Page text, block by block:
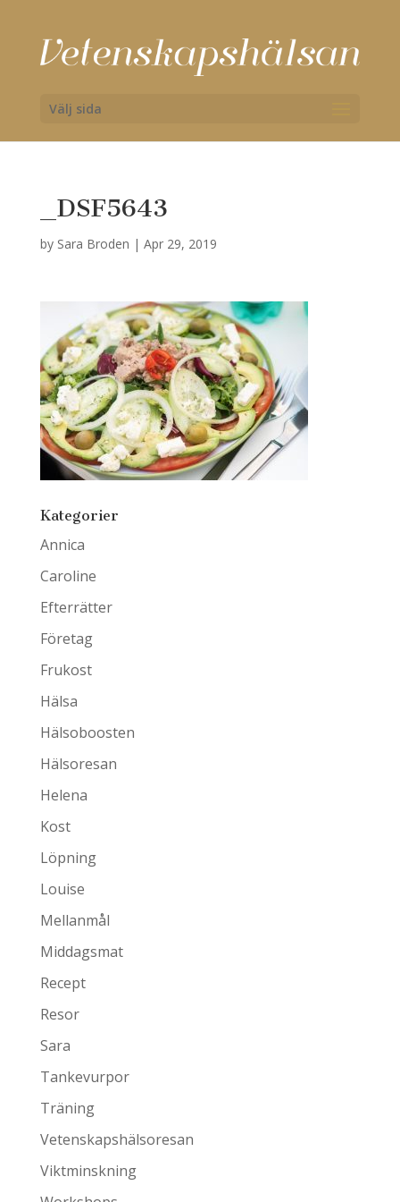
Välj sida
_DSF5643
by Sara Broden | Apr 29, 2019
Kategorier
Annica
Caroline
Efterrätter
Företag
Frukost
Hälsa
Hälsoboosten
Hälsoresan
Helena
Kost
Löpning
Louise
Mellanmål
Middagsmat
Recept
Resor
Sara
Tankevurpor
Träning
Vetenskapshälsoresan
Viktminskning